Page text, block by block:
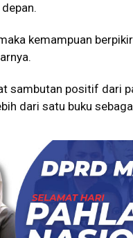
kemampuan
sambutan positif dari
dari satu buku